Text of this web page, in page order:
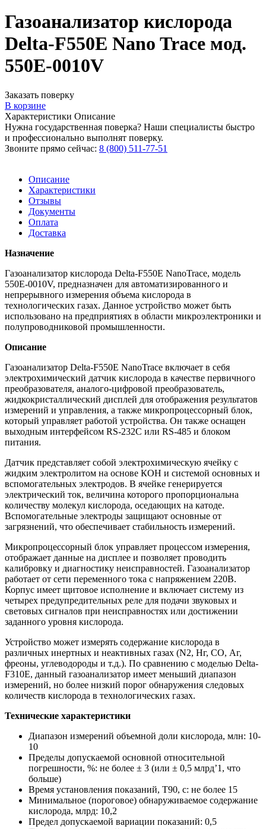
Газоанализатор кислорода
Delta-F550E Nano Trace мод.
550E-0010V
Заказать поверку
В корзине
Характеристики Описание
Нужна государственная поверка? Наши специалисты быстро
и профессионально выполнят поверку.
Звоните прямо сейчас: 8 (800) 511-77-51
Описание
Характеристики
Отзывы
Документы
Оплата
Доставка
Назначение
Газоанализатор кислорода Delta-F550E NanoTrace, модель
550E-0010V, предназначен для автоматизированного и
непрерывного измерения объема кислорода в
технологических газах. Данное устройство может быть
использовано на предприятиях в области микроэлектроники и
полупроводниковой промышленности.
Описание
Газоанализатор Delta-F550E NanoTrace включает в себя
электрохимический датчик кислорода в качестве первичного
преобразователя, аналого-цифровой преобразователь,
жидкокристаллический дисплей для отображения результатов
измерений и управления, а также микропроцессорный блок,
который управляет работой устройства. Он также оснащен
выходным интерфейсом RS-232C или RS-485 и блоком
питания.
Датчик представляет собой электрохимическую ячейку с
жидким электролитом на основе КОН и системой основных и
вспомогательных электродов. В ячейке генерируется
электрический ток, величина которого пропорциональна
количеству молекул кислорода, оседающих на катоде.
Вспомогательные электроды защищают основные от
загрязнений, что обеспечивает стабильность измерений.
Микропроцессорный блок управляет процессом измерения,
отображает данные на дисплее и позволяет проводить
калибровку и диагностику неисправностей. Газоанализатор
работает от сети переменного тока с напряжением 220В.
Корпус имеет щитовое исполнение и включает систему из
четырех предупредительных реле для подачи звуковых и
световых сигналов при неисправностях или достижении
заданного уровня кислорода.
Устройство может измерять содержание кислорода в
различных инертных и неактивных газах (N2, Нг, СО, Аг,
фреоны, углеводороды и т.д.). По сравнению с моделью Delta-
F310E, данный газоанализатор имеет меньший диапазон
измерений, но более низкий порог обнаружения следовых
количеств кислорода в технологических газах.
Технические характеристики
Диапазон измерений объемной доли кислорода, млн: 10-
10
Пределы допускаемой основной относительной
погрешности, %: не более ± 3 (или ± 0,5 млрд’1, что
больше)
Время установления показаний, Т90, с: не более 15
Минимальное (пороговое) обнаруживаемое содержание
кислорода, млрд: 10,2
Предел допускаемой вариации показаний: 0,5